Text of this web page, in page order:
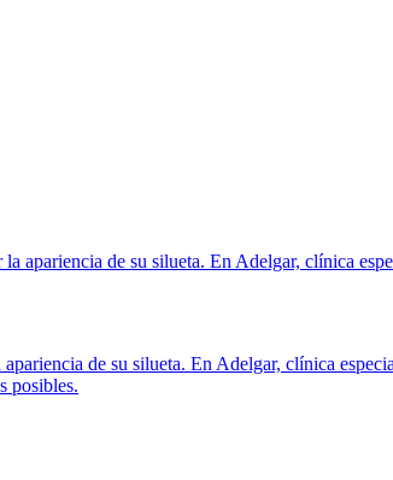
de su silueta. En Adelgar, clínica
posibles.